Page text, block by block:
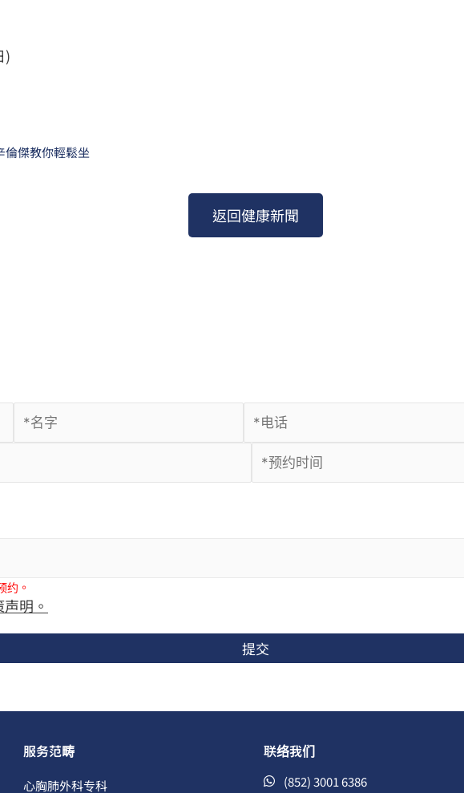
)
倫傑教你輕鬆坐
返回健康新聞
约。
明。
提交
服务范畴
心胸肺外科专科
联络我们
(852) 3001 6386